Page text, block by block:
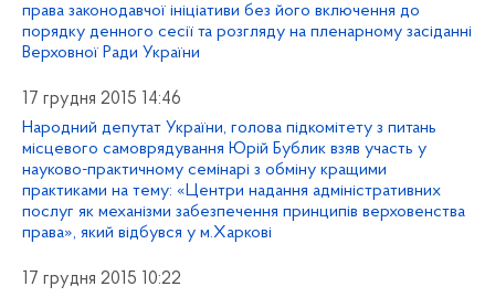
права законодавчої ініціативи без його включення до
порядку денного сесії та розгляду на пленарному засіданні
Верховної Ради України
17 грудня 2015 14:46
Народний депутат України, голова підкомітету з питань
місцевого самоврядування Юрій Бублик взяв участь у
науково-практичному семінарі з обміну кращими
практиками на тему: «Центри надання адміністративних
послуг як механізми забезпечення принципів верховенства
права», який відбувся у м.Харкові
17 грудня 2015 10:22